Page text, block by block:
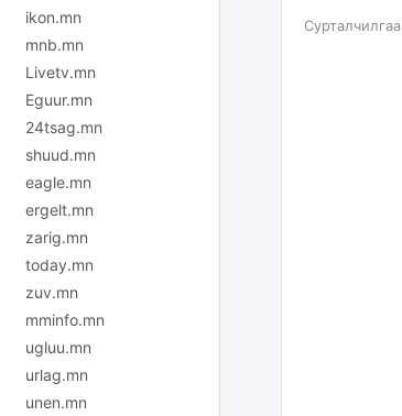
ikon.mn
mnb.mn
Livetv.mn
Eguur.mn
24tsag.mn
shuud.mn
eagle.mn
ergelt.mn
zarig.mn
today.mn
zuv.mn
mminfo.mn
ugluu.mn
urlag.mn
unen.mn
Сурталчилгаа